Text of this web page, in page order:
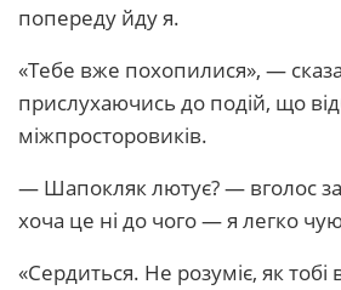
попереду йду я.
«Тебе вже похопилися», —
прислухаючись до подій, що
міжпросторовиків.
— Шапокляк лютує? — вголос
хоча це ні до чого — я легко
«Сердиться. Не розуміє, як тобі